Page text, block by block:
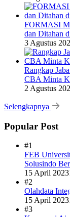
FORMASI
dan Ditahan
3 Agustus
Rangkap
CBA Minta
2 Agustus
Selengkapnya
Popular Post
#1
FEB
Solusindo
15 April 2023
#2
Olahdata
15 April 2023
#3